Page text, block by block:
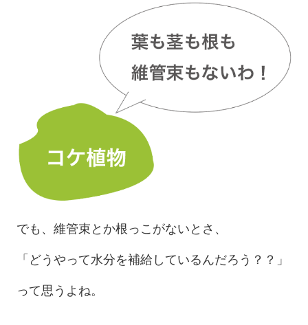
でも、維管束とか根っこがないとさ、
「どうやって水分を補給しているんだろう？？」
って思うよね。